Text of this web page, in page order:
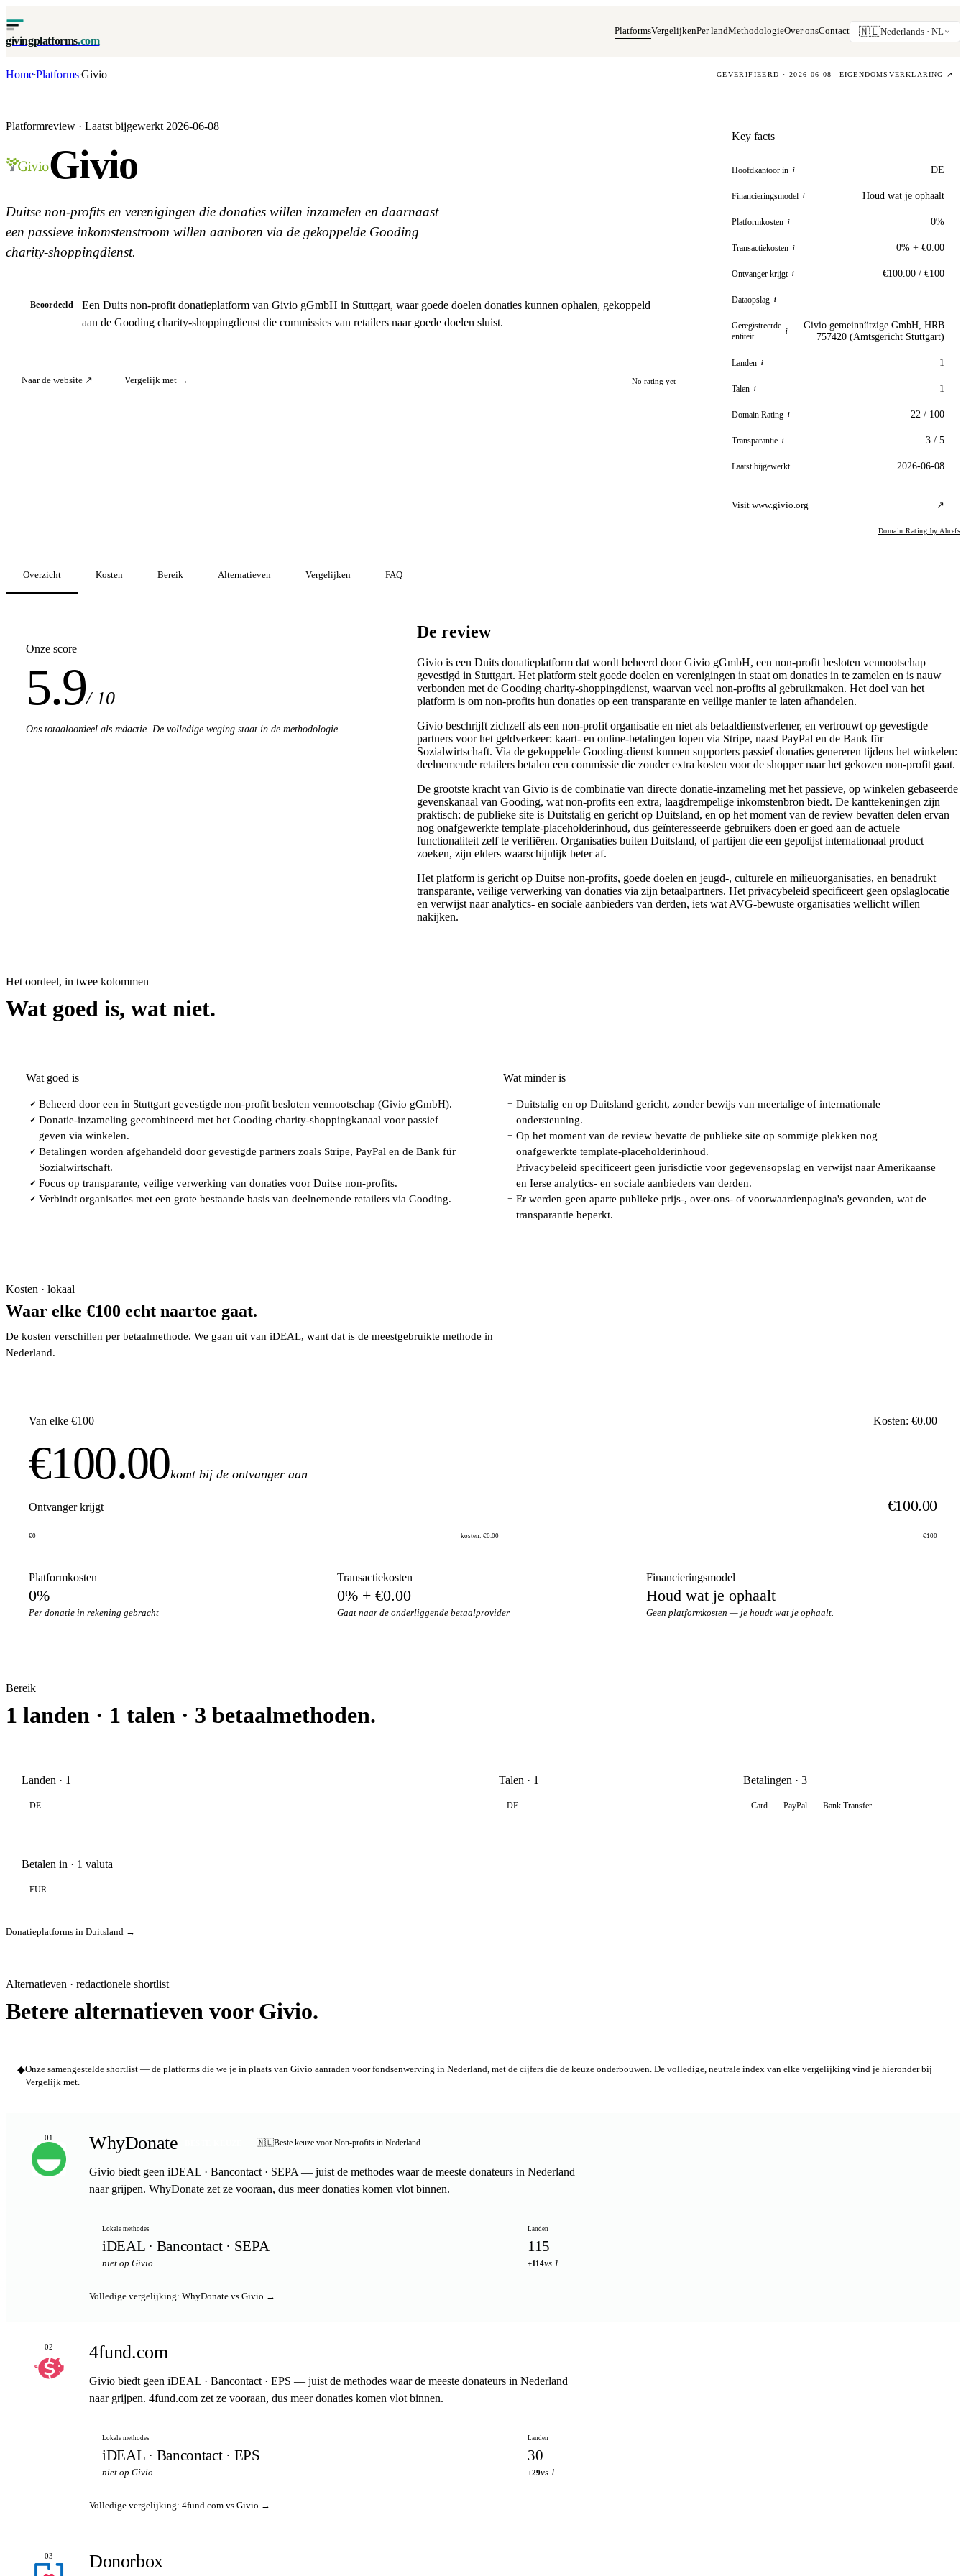
givingplatforms.com
PlatformsVergelijkenPer landMethodologieOver onsContact 🇳🇱Nederlands · NL
Home·Platforms·Givio GEVERIFIEERD · 2026-06-08 EIGENDOMSVERKLARING ↗
Platformreview · Laatst bijgewerkt 2026-06-08
Givio
Duitse non-profits en verenigingen die donaties willen inzamelen en daarnaast
een passieve inkomstenstroom willen aanboren via de gekoppelde Gooding
charity-shoppingdienst.
Beoordeeld
Een Duits non-profit donatieplatform van Givio gGmbH in Stuttgart, waar goede doelen donaties kunnen ophalen, gekoppeld
aan de Gooding charity-shoppingdienst die commissies van retailers naar goede doelen sluist.
Naar de website ↗ Vergelijk met → No rating yet
Key facts
Hoofdkantoor in i DE
Financieringsmodel i Houd wat je ophaalt
Platformkosten i 0%
Transactiekosten i 0% + €0.00
Ontvanger krijgt i €100.00 / €100
Dataopslag i —
Geregistreerde
entiteit
i
Givio gemeinnützige GmbH, HRB
757420 (Amtsgericht Stuttgart)
Landen i 1
Talen i 1
Domain Rating i 22 / 100
Transparantie i 3 / 5
Laatst bijgewerkt 2026-06-08
Visit www.givio.org ↗
Domain Rating by Ahrefs
Overzicht Kosten Bereik Alternatieven Vergelijken FAQ
Onze score
5.9/ 10
Ons totaaloordeel als redactie. De volledige weging staat in de methodologie.
De review
Givio is een Duits donatieplatform dat wordt beheerd door Givio gGmbH, een non-profit besloten vennootschap
gevestigd in Stuttgart. Het platform stelt goede doelen en verenigingen in staat om donaties in te zamelen en is nauw
verbonden met de Gooding charity-shoppingdienst, waarvan veel non-profits al gebruikmaken. Het doel van het
platform is om non-profits hun donaties op een transparante en veilige manier te laten afhandelen.
Givio beschrijft zichzelf als een non-profit organisatie en niet als betaaldienstverlener, en vertrouwt op gevestigde
partners voor het geldverkeer: kaart- en online-betalingen lopen via Stripe, naast PayPal en de Bank für
Sozialwirtschaft. Via de gekoppelde Gooding-dienst kunnen supporters passief donaties genereren tijdens het winkelen:
deelnemende retailers betalen een commissie die zonder extra kosten voor de shopper naar het gekozen non-profit gaat.
De grootste kracht van Givio is de combinatie van directe donatie-inzameling met het passieve, op winkelen gebaseerde
gevenskanaal van Gooding, wat non-profits een extra, laagdrempelige inkomstenbron biedt. De kanttekeningen zijn
praktisch: de publieke site is Duitstalig en gericht op Duitsland, en op het moment van de review bevatten delen ervan
nog onafgewerkte template-placeholderinhoud, dus geïnteresseerde gebruikers doen er goed aan de actuele
functionaliteit zelf te verifiëren. Organisaties buiten Duitsland, of partijen die een gepolijst internationaal product
zoeken, zijn elders waarschijnlijk beter af.
Het platform is gericht op Duitse non-profits, goede doelen en jeugd-, culturele en milieuorganisaties, en benadrukt
transparante, veilige verwerking van donaties via zijn betaalpartners. Het privacybeleid specificeert geen opslaglocatie
en verwijst naar analytics- en sociale aanbieders van derden, iets wat AVG-bewuste organisaties wellicht willen
nakijken.
Het oordeel, in twee kolommen
Wat goed is, wat niet.
Wat goed is
✓ Beheerd door een in Stuttgart gevestigde non-profit besloten vennootschap (Givio gGmbH).
✓ Donatie-inzameling gecombineerd met het Gooding charity-shoppingkanaal voor passief
geven via winkelen.
✓ Betalingen worden afgehandeld door gevestigde partners zoals Stripe, PayPal en de Bank für
Sozialwirtschaft.
✓ Focus op transparante, veilige verwerking van donaties voor Duitse non-profits.
✓ Verbindt organisaties met een grote bestaande basis van deelnemende retailers via Gooding.
Wat minder is
− Duitstalig en op Duitsland gericht, zonder bewijs van meertalige of internationale
ondersteuning.
− Op het moment van de review bevatte de publieke site op sommige plekken nog
onafgewerkte template-placeholderinhoud.
− Privacybeleid specificeert geen jurisdictie voor gegevensopslag en verwijst naar Amerikaanse
en Ierse analytics- en sociale aanbieders van derden.
− Er werden geen aparte publieke prijs-, over-ons- of voorwaardenpagina's gevonden, wat de
transparantie beperkt.
Kosten · lokaal
Waar elke €100 echt naartoe gaat.
De kosten verschillen per betaalmethode. We gaan uit van iDEAL, want dat is de meestgebruikte methode in
Nederland.
Van elke €100 Kosten: €0.00
€100.00komt bij de ontvanger aan
Ontvanger krijgt €100.00
€0 kosten: €0.00 €100
Platformkosten
0%
Per donatie in rekening gebracht
Transactiekosten
0% + €0.00
Gaat naar de onderliggende betaalprovider
Financieringsmodel
Houd wat je ophaalt
Geen platformkosten — je houdt wat je ophaalt.
Bereik
1 landen · 1 talen · 3 betaalmethoden.
Landen · 1
DE
Talen · 1
DE
Betalingen · 3
Card PayPal Bank Transfer
Betalen in · 1 valuta
EUR
Donatieplatforms in Duitsland →
Alternatieven · redactionele shortlist
Betere alternatieven voor Givio.
◆Onze samengestelde shortlist — de platforms die we je in plaats van Givio aanraden voor fondsenwerving in Nederland, met de cijfers die de keuze onderbouwen. De volledige, neutrale index van elke vergelijking vind je hieronder bij
Vergelijk met.
01 WhyDonate 🇳🇱Beste keuze voor Non-profits in Nederland
Givio biedt geen iDEAL · Bancontact · SEPA — juist de methodes waar de meeste donateurs in Nederland
naar grijpen. WhyDonate zet ze vooraan, dus meer donaties komen vlot binnen.
Lokale methodes
iDEAL · Bancontact · SEPA
niet op Givio
Landen
115
+114vs 1
Volledige vergelijking: WhyDonate vs Givio →
02 4fund.com
Givio biedt geen iDEAL · Bancontact · EPS — juist de methodes waar de meeste donateurs in Nederland
naar grijpen. 4fund.com zet ze vooraan, dus meer donaties komen vlot binnen.
Lokale methodes
iDEAL · Bancontact · EPS
niet op Givio
Landen
30
+29vs 1
Volledige vergelijking: 4fund.com vs Givio →
03 Donorbox